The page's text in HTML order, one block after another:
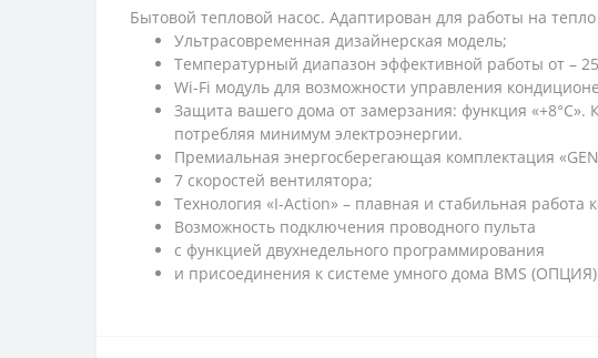
Бытовой тепловой насос. Адаптирован для работы на
Ультрасовременная дизайнерская модель;
Температурный диапазон эффективной работы от –
Wi-Fi модуль для возможности управления
Защита вашего дома от замерзания: функция
потребляя минимум электроэнергии.
Премиальная энергосберегающая комплектация
7 скоростей вентилятора;
Технология «I-Action» – плавная и стабильная работа
Возможность подключения проводного пульта
с функцией двухнедельного программирования
и присоединения к системе умного дома BMS